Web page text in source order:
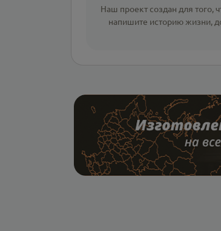
Наш проект создан для того,
напишите историю жизни,